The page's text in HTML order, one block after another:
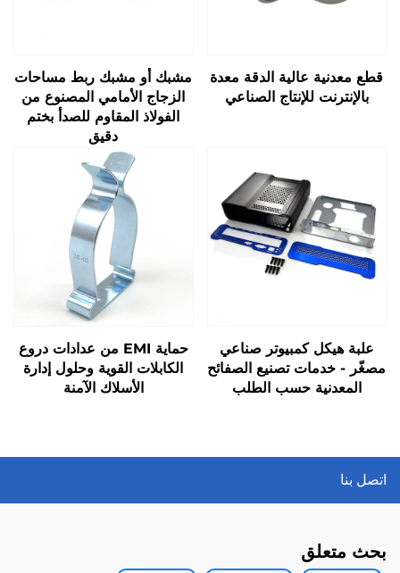
مشبك أو مشبك ربط مساحات
الزجاج الأمامي المصنوع من
الفولاذ المقاوم للصدأ بختم
دقيق
قطع معدنية عالية الدقة معدة
بالإنترنت للإنتاج الصناعي
حماية EMI من عدادات دروع
الكابلات القوية وحلول إدارة
الأسلاك الآمنة
علبة هيكل كمبيوتر صناعي
مصغّر - خدمات تصنيع الصفائح
المعدنية حسب الطلب
اتصل بنا
بحث متعلق